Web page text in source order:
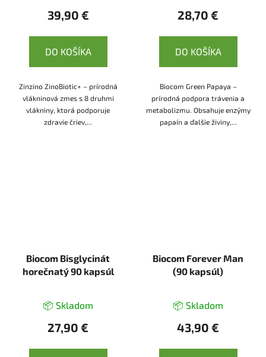
39,90 €
DO KOŠÍKA
Zinzino ZinoBiotic+ – prírodná
vlákninová zmes s 8 druhmi
vlákniny, ktorá podporuje
zdravie čriev,...
28,70 €
DO KOŠÍKA
Biocom Green Papaya –
prírodná podpora trávenia a
metabolizmu. Obsahuje enzýmy
papaín a ďalšie živiny,...
Biocom Bisglycinát
horečnatý 90 kapsúl
📦 Skladom
27,90 €
Biocom Forever Man
(90 kapsúl)
📦 Skladom
43,90 €